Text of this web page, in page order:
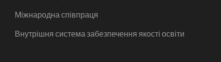
Міжнародна співпраця
Внутрішня система забезпечення якості освіти